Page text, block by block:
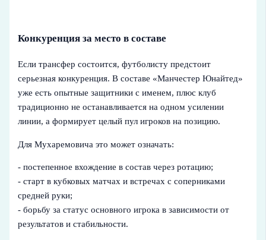
Конкуренция за место в составе
Если трансфер состоится, футболисту предстоит
серьезная конкуренция. В составе «Манчестер Юнайтед»
уже есть опытные защитники с именем, плюс клуб
традиционно не останавливается на одном усилении
линии, а формирует целый пул игроков на позицию.
Для Мухаремовича это может означать:
- постепенное вхождение в состав через ротацию;
- старт в кубковых матчах и встречах с соперниками
средней руки;
- борьбу за статус основного игрока в зависимости от
результатов и стабильности.